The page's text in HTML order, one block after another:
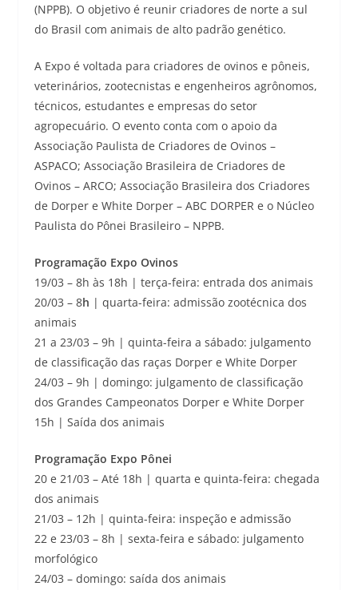
(NPPB). O objetivo é reunir criadores de norte a sul
do Brasil com animais de alto padrão genético.
A Expo é voltada para criadores de ovinos e pôneis,
veterinários, zootecnistas e engenheiros agrônomos,
técnicos, estudantes e empresas do setor
agropecuário. O evento conta com o apoio da
Associação Paulista de Criadores de Ovinos –
ASPACO; Associação Brasileira de Criadores de
Ovinos – ARCO; Associação Brasileira dos Criadores
de Dorper e White Dorper – ABC DORPER e o Núcleo
Paulista do Pônei Brasileiro – NPPB.
Programação Expo Ovinos
19/03 – 8h às 18h | terça-feira: entrada dos animais
20/03 – 8h | quarta-feira: admissão zootécnica dos
animais
21 a 23/03 – 9h | quinta-feira a sábado: julgamento
de classificação das raças Dorper e White Dorper
24/03 – 9h | domingo: julgamento de classificação
dos Grandes Campeonatos Dorper e White Dorper
15h | Saída dos animais
Programação Expo Pônei
20 e 21/03 – Até 18h | quarta e quinta-feira: chegada
dos animais
21/03 – 12h | quinta-feira: inspeção e admissão
22 e 23/03 – 8h | sexta-feira e sábado: julgamento
morfológico
24/03 – domingo: saída dos animais